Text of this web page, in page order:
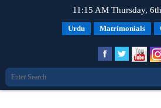
11:15 AM Thursday,
Urdu Matrimonials